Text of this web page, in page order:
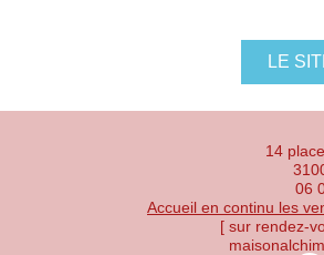
LE
14
06
Accueil en continu les
[ sur rendez-